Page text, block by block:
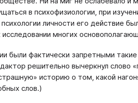
в психофизиологии, при
личности его действие
многих
были фактически запретными
решительно вычеркнул слово
историю о том, какой
слов.)